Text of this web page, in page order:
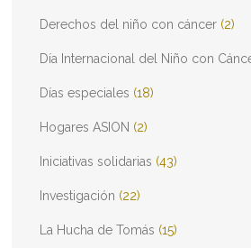
Derechos del niño con cáncer (2)
Día Internacional del Niño con
Días especiales (18)
Hogares ASION (2)
Iniciativas solidarias (43)
Investigación (22)
La Hucha de Tomás (15)